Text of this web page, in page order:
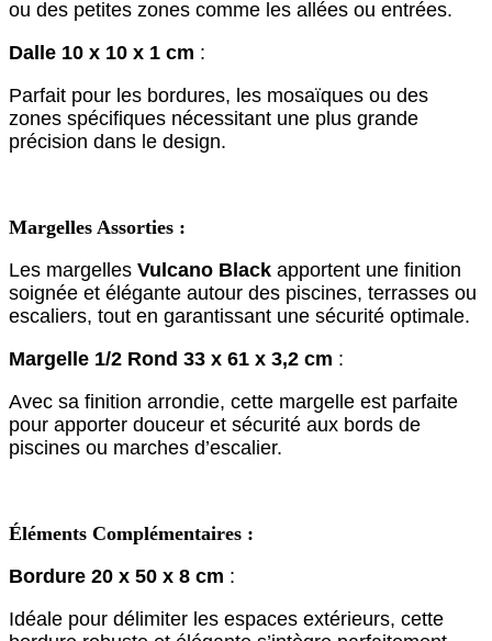
ou des petites zones comme les allées ou entrées.
Dalle 10 x 10 x 1 cm :
Parfait pour les bordures, les mosaïques ou des
zones spécifiques nécessitant une plus grande
précision dans le design.
Margelles Assorties :
Les margelles Vulcano Black apportent une finition
soignée et élégante autour des piscines, terrasses ou
escaliers, tout en garantissant une sécurité optimale.
Margelle 1/2 Rond 33 x 61 x 3,2 cm :
Avec sa finition arrondie, cette margelle est parfaite
pour apporter douceur et sécurité aux bords de
piscines ou marches d’escalier.
Éléments Complémentaires :
Bordure 20 x 50 x 8 cm :
Idéale pour délimiter les espaces extérieurs, cette